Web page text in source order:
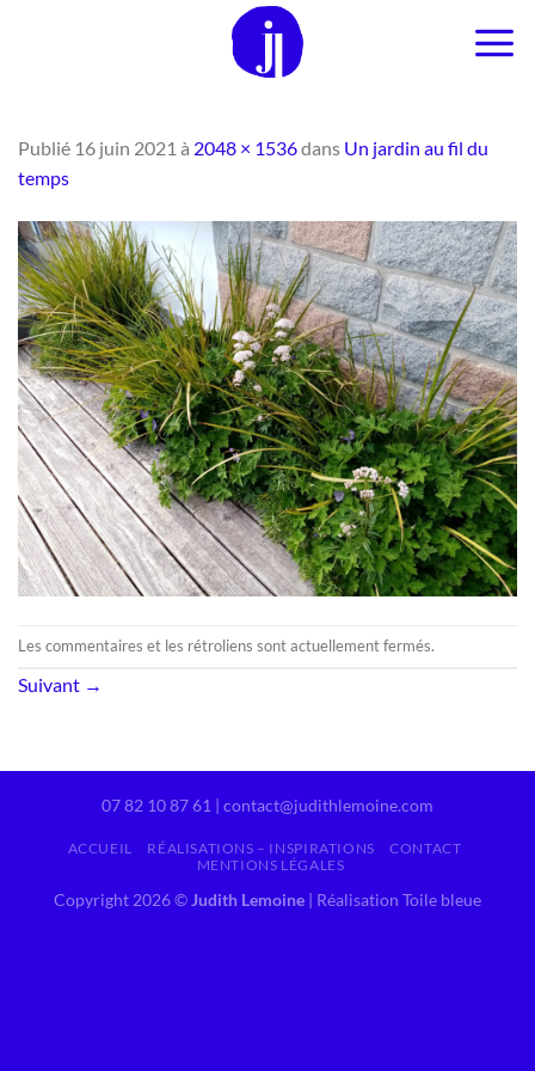
Publié 16 juin 2021 à 2048 × 1536dans Un jardin au fil du
temps
Les commentaires et les rétroliens sont actuellement fermés.
Suivant →
07 82 10 87 61 | contact@judithlemoine.com
ACCUEIL RÉALISATIONS – INSPIRATIONS
CONTACT
MENTIONS LÉGALES
Copyright 2026 © Judith Lemoine | Réalisation Toile bleue